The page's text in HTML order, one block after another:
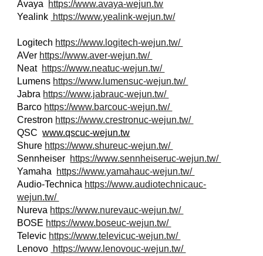
Avaya https://www.avaya-wejun.tw
Yealink https://www.yealink-wejun.tw/
Logitech https://www.logitech-wejun.tw/
AVer https://www.aver-wejun.tw/
Neat https://www.neatuc-wejun.tw/
Lumens https://www.lumensuc-wejun.tw/
Jabra https://www.jabrauc-wejun.tw/
Barco https://www.barcouc-wejun.tw/
Crestron https://www.crestronuc-wejun.tw/
QSCwww.qscuc-wejun.tw
Shure https://www.shureuc-wejun.tw/
Sennheiser https://www.sennheiseruc-wejun.tw/
Yamaha https://www.yamahauc-wejun.tw/
Audio-Technica https://www.audiotechnicauc-
wejun.tw/
Nureva https://www.nurevauc-wejun.tw/
BOSE https://www.boseuc-wejun.tw/
Televic https://www.televicuc-wejun.tw/
Lenovo https://www.lenovouc-wejun.tw/